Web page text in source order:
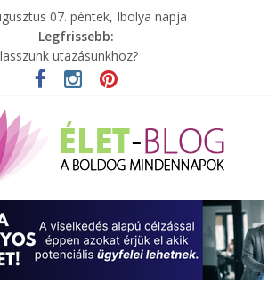
07. péntek, Ibolya napja
Legfrissebb:
utazásunkhoz?
mindenki számára
Indiából
mosó- és parfümtermékek környezetbarát